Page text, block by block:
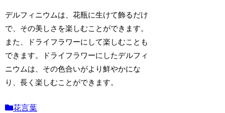
デルフィニウムは、花瓶に生けて飾るだけ
で、その美しさを楽しむことができます。
また、ドライフラワーにして楽しむことも
できます。ドライフラワーにしたデルフィ
ニウムは、その色合いがより鮮やかにな
り、長く楽しむことができます。
花言葉